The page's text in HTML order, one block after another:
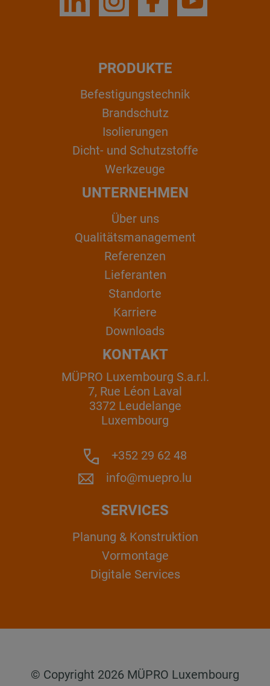
PRODUKTE
Befestigungstechnik
Brandschutz
Isolierungen
Dicht- und Schutzstoffe
Werkzeuge
UNTERNEHMEN
Über uns
Qualitätsmanagement
Referenzen
Lieferanten
Standorte
Karriere
Downloads
KONTAKT
MÜPRO Luxembourg S.a.r.l.
7, Rue Léon Laval
3372 Leudelange
Luxembourg
+352 29 62 48
info@muepro.lu
SERVICES
Planung & Konstruktion
Vormontage
Digitale Services
© Copyright 2026 MÜPRO Luxembourg